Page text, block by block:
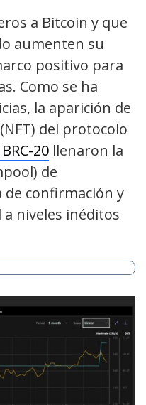
a Bitcoin y que
aumenten su
positivo para
Como se ha
la aparición de
del protocolo
20 llenaron la
de
de confirmación y
niveles inéditos